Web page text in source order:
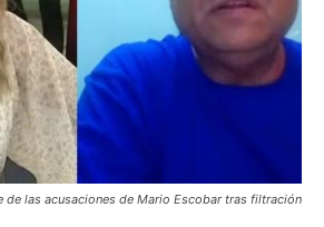
de las acusaciones de Mario Escobar tras filtración